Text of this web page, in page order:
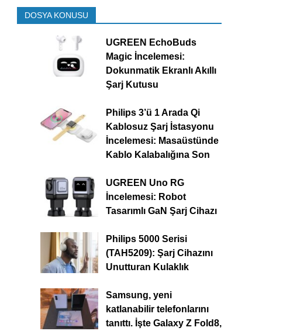
DOSYA KONUSU
UGREEN EchoBuds
Magic İncelemesi:
Dokunmatik Ekranlı Akıllı
Şarj Kutusu
Philips 3’ü 1 Arada Qi
Kablosuz Şarj İstasyonu
İncelemesi: Masaüstünde
Kablo Kalabalığına Son
UGREEN Uno RG
İncelemesi: Robot
Tasarımlı GaN Şarj Cihazı
Philips 5000 Serisi
(TAH5209): Şarj Cihazını
Unutturan Kulaklık
Samsung, yeni
katlanabilir telefonlarını
tanıttı. İşte Galaxy Z Fold8,